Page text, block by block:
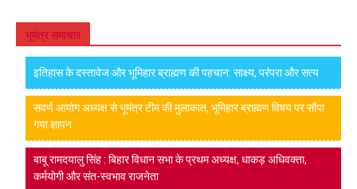
भूमंत्र समाचार
इतिहास के दस्तावेज और भूमिहार ब्राह्मण की पहचान: साक्ष्य, परंपरा और सत्य
सवर्ण आयोग अध्यक्ष से भूमंत्र टीम की मुलाकात, भूमिहार ब्राह्मण विषय पर सौंपा
गया ज्ञापन
बाबू रामदयालु सिंह : बिहार विधान सभा के प्रथम अध्यक्ष, धाकड़ अधिवक्ता,
कर्मयोगी और संत-स्वभाव राजनेता